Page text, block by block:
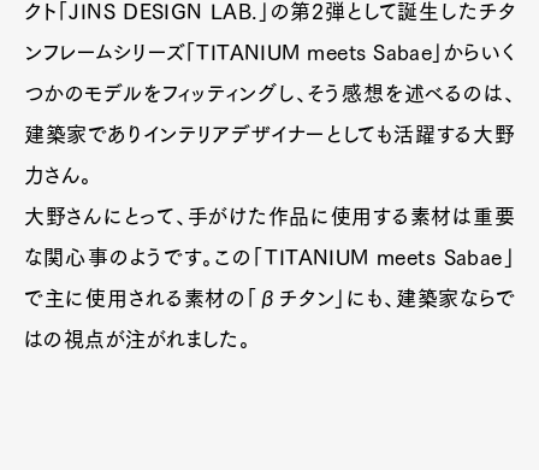
クト「JINS DESIGN LAB.」の第2弾として誕生したチタ
ンフレームシリーズ「TITANIUM meets Sabae」からいく
つかのモデルをフィッティングし、そう感想を述べるのは、
建築家でありインテリアデザイナーとしても活躍する大野
力さん。
大野さんにとって、手がけた作品に使用する素材は重要
な関心事のようです。この「TITANIUM meets Sabae」
で主に使用される素材の「βチタン」にも、建築家ならで
はの視点が注がれました。